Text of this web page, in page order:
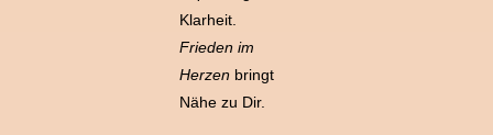
Klarheit.
Frieden im
Herzenbringt
Nähe zu Dir.